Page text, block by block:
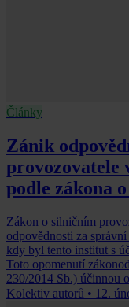
Články
Zánik
provozovatele
podle zákona
Zákon o silničním
odpovědnosti za
kdy byl tento institut s
Toto opomenutí
230/2014 Sb.) účinnou
Kolektiv autorů • 12.